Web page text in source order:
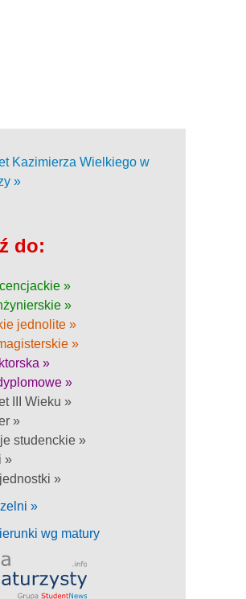
Kazimierza Wielkiego w
»
do:
»
»
jednolite »
»
»
»
III Wieku »
»
studenckie »
»
»
»
wg matury